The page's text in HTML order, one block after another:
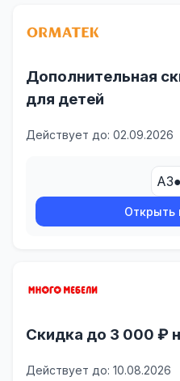
Дополнительная
для детей
Действует до: 02.09.2026
Открыть
Скидка до 3 000 ₽
Действует до: 10.08.2026